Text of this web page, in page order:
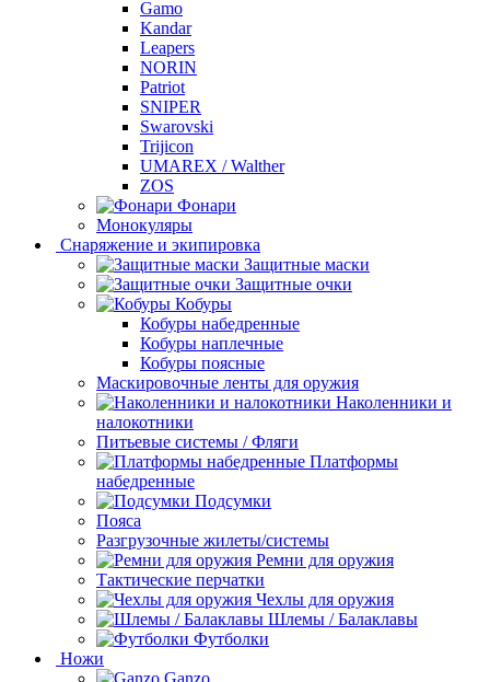
Gamo
Kandar
Leapers
NORIN
Patriot
SNIPER
Swarovski
Trijicon
UMAREX / Walther
ZOS
Фонари
Монокуляры
Снаряжение и экипировка
Защитные маски
Защитные очки
Кобуры
Кобуры набедренные
Кобуры наплечные
Кобуры поясные
Маскировочные ленты для оружия
Наколенники и
налокотники
Питьевые системы / Фляги
Платформы
набедренные
Подсумки
Пояса
Разгрузочные жилеты/системы
Ремни для оружия
Тактические перчатки
Чехлы для оружия
Шлемы / Балаклавы
Футболки
Ножи
Ganzo